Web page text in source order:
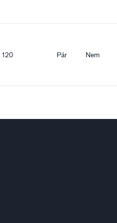
120 Pár Nem